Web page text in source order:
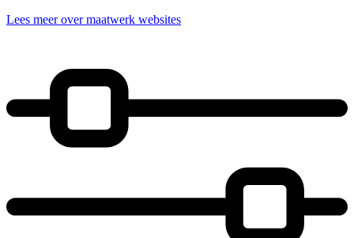
Lees meer over maatwerk websites